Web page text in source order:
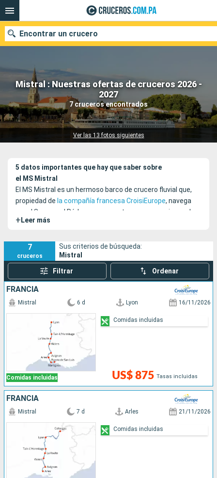
Mistral : Nuestras ofertas de cruceros 2026 -
2027
7 cruceros encontrados
Ver las 13 fotos siguientes
Encontrar un crucero
Nuestros destinos
Fecha de salida
5 datos importantes que hay que saber sobre
el MS Mistral
El MS Mistral es un hermoso barco de crucero fluvial que,
propiedad de la compañía francesa CroisiEurope, navega
por el Saona y el Ródano para mostrar a sus pasajeros el
bonito patrimonio histórico y natural de esos valles.
+ Leer más
7
cruceros
Sus criterios de búsqueda:
Mistral
Filtrar Ordenar
FRANCIA
Comidas incluidas
Mistral 6 d Lyon 16/11/2026
US$ 875 Tasas incluidas
Comidas incluidas
FRANCIA
Mistral 7 d Arles 21/11/2026
Comidas incluidas